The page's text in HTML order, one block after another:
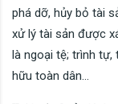
phá dỡ, hủy bỏ tài
xử lý tài sản được
là ngoại tệ; trình
hữu toàn dân…